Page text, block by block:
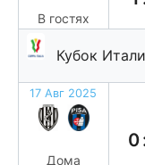
В гостях
Кубок
17 Авг 2025
Дома